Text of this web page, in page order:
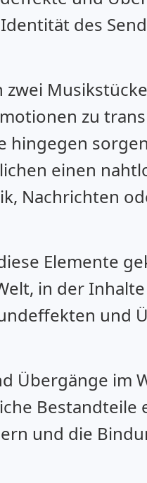
des
zwei
zu
hingegen
einen
Nachrichten
Elemente
in der
und
Übergänge im
Bestandteile
und die